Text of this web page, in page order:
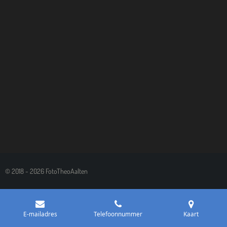
© 2018 - 2026 FotoTheoAalten
E-mailadres Telefoonnummer Kaart